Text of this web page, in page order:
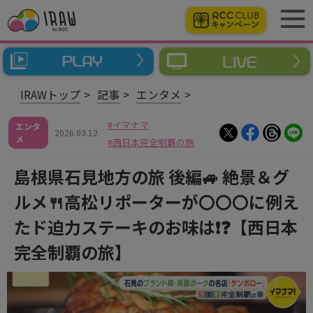
IRAWトップ 記事 エンタメ
エンタ
メ
2026.03.12
イマナマ
西日本完全制覇の旅
島根県石見地方の旅 後編🚙 絶景＆グ
ルメ🍴高松リポーターが〇〇〇に例え
たド迫力ステーキのお味は❗❓【西日本
完全制覇の旅】